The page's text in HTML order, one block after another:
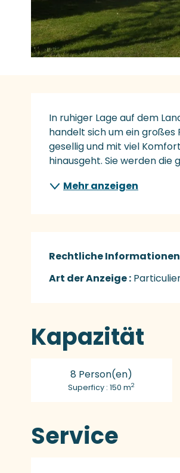
In ruhiger Lage auf dem
handelt sich um ein großes
gesellig und mit viel
hinausgeht. Sie werden die
Mehr anzeigen
Rechtliche Informationen
Rechtliche Informationen
Art der Anzeige :
Kapazität
8 Person(en)
Superficy : 150 m2
Service